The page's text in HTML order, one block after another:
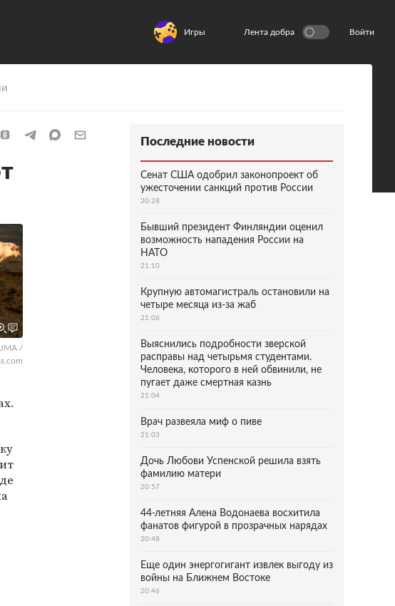
Игры Лента добра Войти
/
Последние новости
Сенат США одобрил законопроект об
ужесточении санкций против России
20:28
Бывший президент Финляндии оценил
возможность нападения России на
НАТО
21:10
Крупную автомагистраль остановили на
четыре месяца из-за жаб
21:06
Выяснились подробности зверской
расправы над четырьмя студентами.
Человека, которого в ней обвинили, не
пугает даже смертная казнь
21:04
Врач развеяла миф о пиве
21:03
Дочь Любови Успенской решила взять
фамилию матери
20:57
44-летняя Алена Водонаева восхитила
фанатов фигурой в прозрачных нарядах
20:48
Еще один энергогигант извлек выгоду из
войны на Ближнем Востоке
20:46